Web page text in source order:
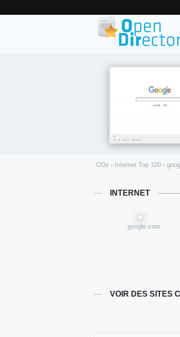
ODir › Internet Top 100 ›
INTERNET
google.com
VOIR DES SITES